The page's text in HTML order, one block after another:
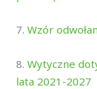
7.Wzór
8.Wytyczne
lata 2021-2027